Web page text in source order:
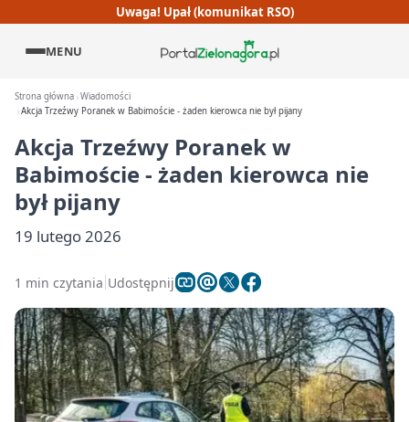
Uwaga! Upał (komunikat RSO)
MENU
Strona główna Wiadomości
Akcja Trzeźwy Poranek w Babimoście - żaden kierowca nie był pijany
Akcja Trzeźwy Poranek w
Babimoście - żaden kierowca nie
był pijany
19 lutego 2026
1 min czytania Udostępnij